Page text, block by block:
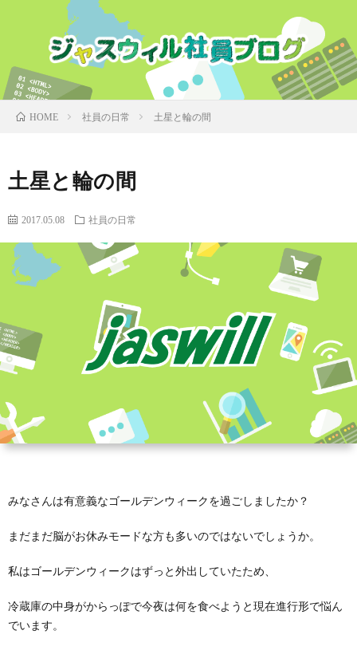
HOME 社員の日常 土星と輪の間
土星と輪の間
2017.05.08 社員の日常
みなさんは有意義なゴールデンウィークを過ごしましたか？
まだまだ脳がお休みモードな方も多いのではないでしょうか。
私はゴールデンウィークはずっと外出していたため、
冷蔵庫の中身がからっぽで今夜は何を食べようと現在進行形で悩ん
でいます。